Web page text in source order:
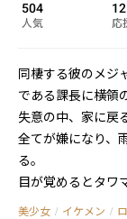
504
人気
12
応
同棲する彼のメジ
である課長に横領
失意の中、家に戻
全てが嫌になり、
る。
目が覚めるとタワ
そこは芸能事務所
美少女 / イケメン /